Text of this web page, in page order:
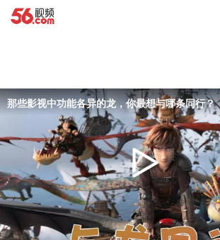
那些影视中功能各异的龙，你最想与哪条同行？